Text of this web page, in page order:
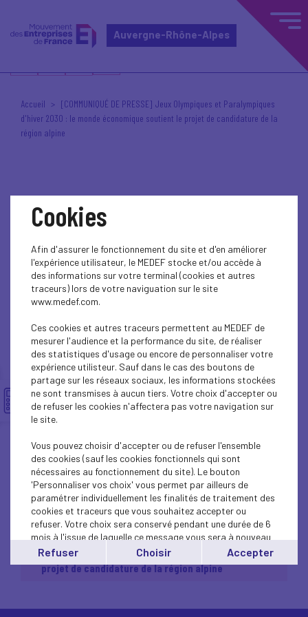
Auvergne-Rhône-Alpes
Accueil
[COMMUNIQUÉ DE PRESSE] Jeux Olympiques et Paralympiques
d'hiver 2030 : le monde économique soutient le projet de candidature de la
région alpine
VIE DU MEDEF AUVERGNE-RHÔNE-ALPES
[COMMUNIQUÉ DE
PRESSE] Jeux
Olympiques et
Paralympiques d'hiver
2030 : le monde
économique soutient le
projet de candidature
de la région alpine
CP Jeux Olympiques et Paralympiques d'hiver
2030 : le monde économique soutient le
projet de candidature de la région alpine
Cookies
Afin d'assurer le fonctionnement du site et d'en améliorer
l'expérience utilisateur, le MEDEF stocke et/ou accède à
des informations sur votre terminal (cookies et autres
traceurs) lors de votre naviguation sur le site
www.medef.com.
Ces cookies et autres traceurs permettent au MEDEF de
mesurer l'audience et la performance du site, de réaliser
des statistiques d'usage ou encore de personnaliser votre
expérience utilisteur. Sauf dans le cas des boutons de
partage sur les réseaux sociaux, les informations stockées
ne sont transmises à aucun tiers. Votre choix d'accepter ou
de refuser les cookies n'affectera pas votre navigation sur
le site.
Vous pouvez choisir d'accepter ou de refuser l'ensemble
des cookies (sauf les cookies fonctionnels qui sont
nécessaires au fonctionnement du site). Le bouton
'Personnaliser vos choix' vous permet par ailleurs de
paramétrer individuellement les finalités de traitement des
cookies et traceurs que vous souhaitez accepter ou
refuser. Votre choix sera conservé pendant une durée de 6
mois à l'issue de laquelle ce message vous sera à nouveau
affiché..
Vous pouvez modifier votre choix à tout moment en
cliquant sur le lien'cookies' en bas de page.
Refuser Choisir Accepter